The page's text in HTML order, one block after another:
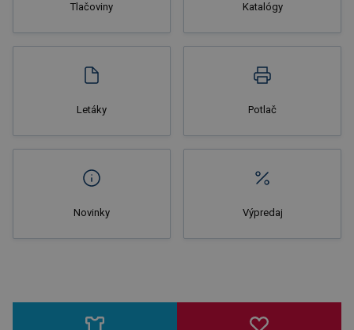
Tlačoviny Katalógy
Letáky Potlač
Novinky Výpredaj